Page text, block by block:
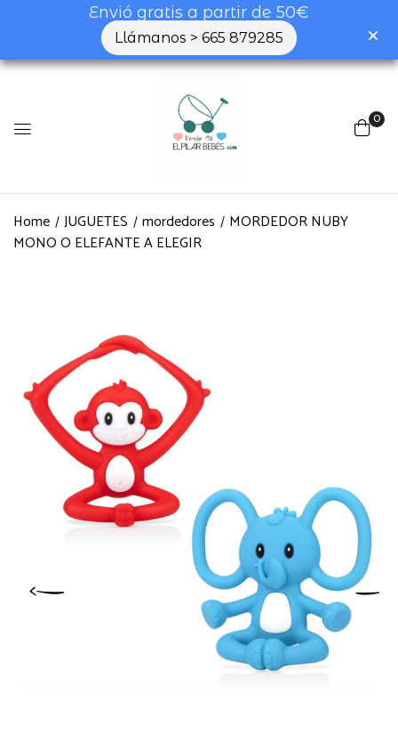
Envió gratis a partir de 50€
Llámanos > 665 879285
0
Home JUGUETES mordedores
MORDEDOR NUBY
MONO O ELEFANTE A ELEGIR